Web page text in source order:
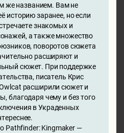
же названием. Вам не
историю заранее, но если
знакомых и
а также множество
поворотов сюжета
расширяют и
сюжет. При поддержке
писатель Крис
расширили сюжет и
благодаря чему и без того
в Украденных
Pathfinder: Kingmaker —